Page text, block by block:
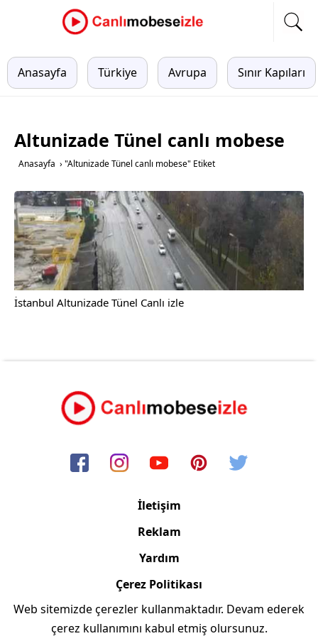
Anasayfa Türkiye Avrupa Sınır Kapıları
Altunizade Tünel canlı mobese
Anasayfa › "Altunizade Tünel canlı mobese" Etiket
İstanbul Altunizade Tünel Canlı izle
İletişim
Reklam
Yardım
Çerez Politikası
Copyright © 2006/2024 Canlimobeseizle.com
Web sitemizde çerezler kullanmaktadır. Devam ederek
çerez kullanımını kabul etmiş olursunuz.